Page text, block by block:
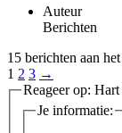
Auteur
Berichten
15 berichten aan
1 2 3 →
Reageer op:
Je informatie: